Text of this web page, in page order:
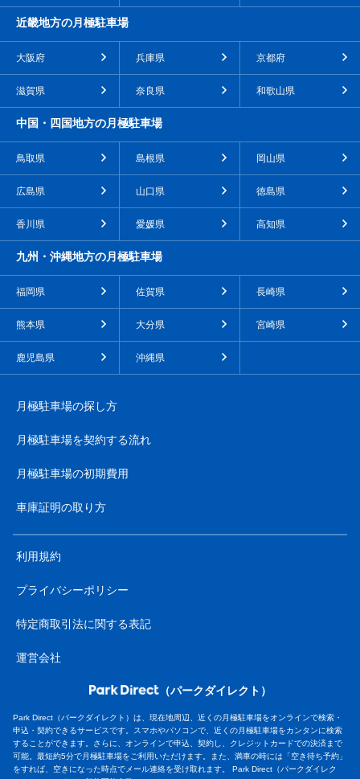
近畿地方の月極駐車場
大阪府 兵庫県 京都府
滋賀県 奈良県 和歌山県
中国・四国地方の月極駐車場
鳥取県 島根県 岡山県
広島県 山口県 徳島県
香川県 愛媛県 高知県
九州・沖縄地方の月極駐車場
福岡県 佐賀県 長崎県
熊本県 大分県 宮崎県
鹿児島県 沖縄県
月極駐車場の探し方
月極駐車場を契約する流れ
月極駐車場の初期費用
車庫証明の取り方
利用規約
プライバシーポリシー
特定商取引法に関する表記
運営会社
（パークダイレクト）
Park Direct（パークダイレクト）は、現在地周辺、近くの月極駐車場をオンラインで検索・
申込・契約できるサービスです。スマホやパソコンで、近くの月極駐車場をカンタンに検索
することができます。さらに、オンラインで申込、契約し、クレジットカードでの決済まで
可能。最短約5分で月極駐車場をご利用いただけます。また、満車の時には「空き待ち予約」
をすれば、空きになった時点でメール連絡を受け取れます。 Park Direct（パークダイレク